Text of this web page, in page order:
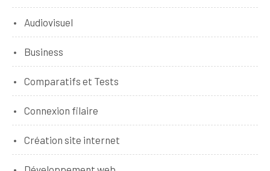
Audiovisuel
Business
Comparatifs et Tests
Connexion filaire
Création site internet